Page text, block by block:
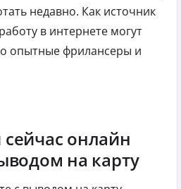
недавно. Как источник
в интернете могут
опытные фрилансеры и
онлайн
на карту